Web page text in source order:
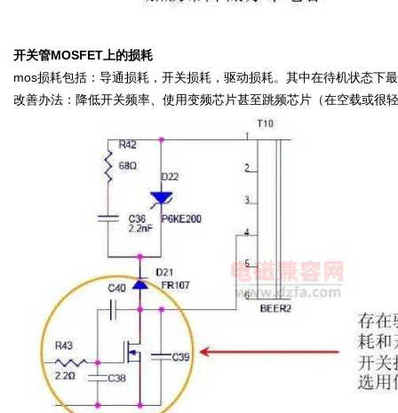
开关管MOSFET上的损耗
mos损耗包括：导通损耗，开关损耗，驱动损耗。其中在待机状态下
改善办法：降低开关频率、使用变频芯片甚至跳频芯片（在空载或很